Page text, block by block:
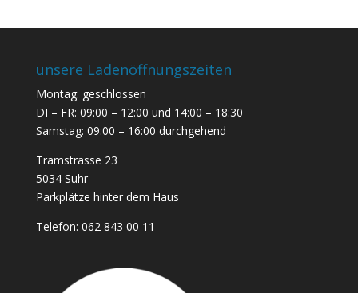
unsere Ladenöffnungszeiten
Montag: geschlossen
DI – FR: 09:00 – 12:00 und 14:00 – 18:30
Samstag: 09:00 – 16:00 durchgehend
Tramstrasse 23
5034 Suhr
Parkplätze hinter dem Haus
Telefon: 062 843 00 11